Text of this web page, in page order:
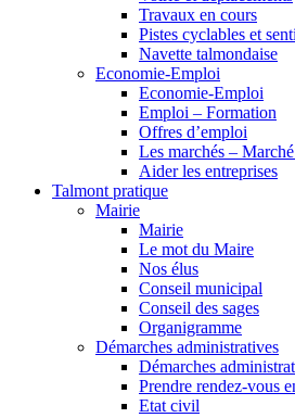
Travaux en cours
Pistes cyclables et
Navette talmondaise
Economie-Emploi
Economie-Emploi
Emploi – Formation
Offres d’emploi
Les marchés –
Aider les entreprises
Talmont pratique
Mairie
Mairie
Le mot du Maire
Nos élus
Conseil municipal
Conseil des sages
Organigramme
Démarches administratives
Démarches
Prendre rendez-vous
Etat civil